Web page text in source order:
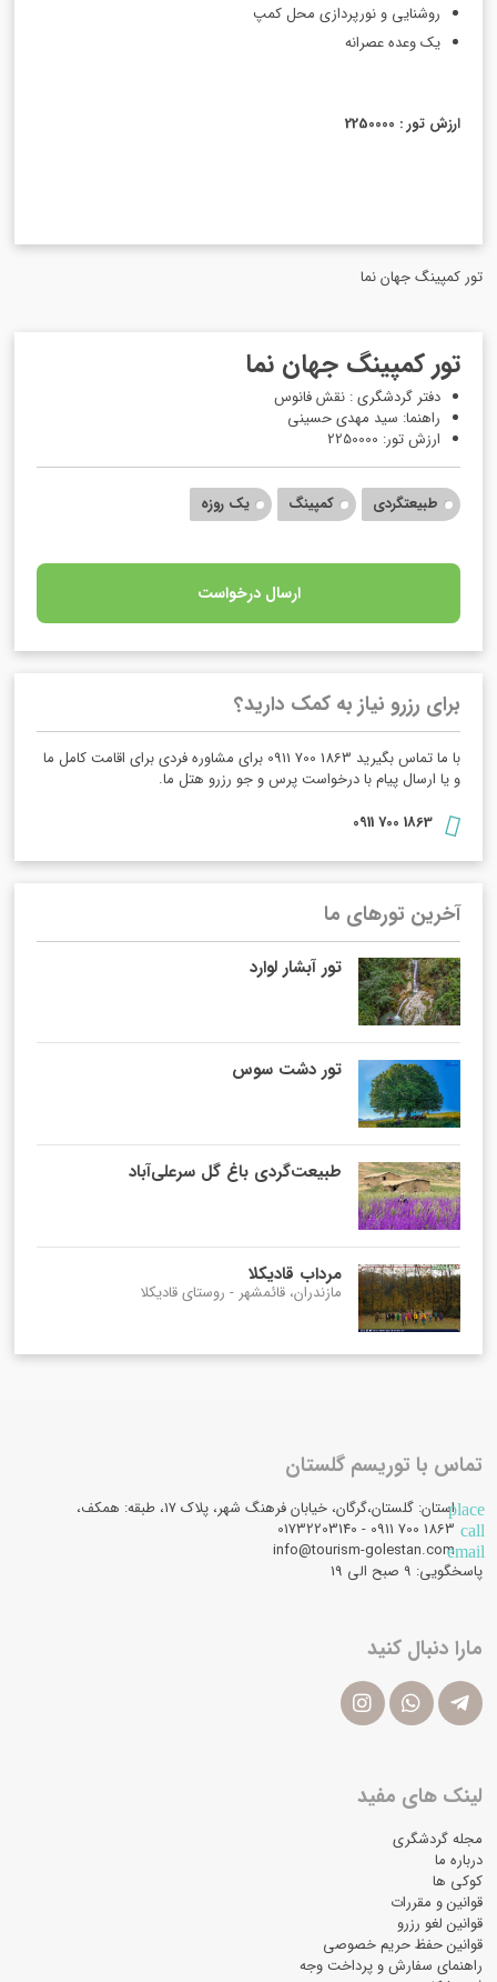
روشنایی و نورپردازی محل کمپ
یک وعده عصرانه
ارزش تور : 2250000
تور کمپینگ جهان نما
تور کمپینگ جهان نما
دفتر گردشگری : نقش فانوس
راهنما: سید مهدی حسینی
ارزش تور: 2250000
طبیعتگردی کمپینگ یک روزه
ارسال درخواست
برای رزرو نیاز به کمک دارید؟
با ما تماس بگیرید 1863 700 0911 برای مشاوره فردی برای اقامت کامل ما
و یا ارسال پیام با درخواست پرس و جو رزرو هتل ما.
1863 700 0911
آخرین تورهای ما
تور آبشار لوارد
تور دشت سوس
طبیعت‌گردی باغ گل سرعلی‌آباد
مرداب قادیکلا
مازندران، قائمشهر - روستای قادیکلا
تماس با توریسم گلستان
placeاستان: گلستان،گرگان، خیابان فرهنگ شهر، پلاک 17، طبقه: همکف،
call
email
info@tourism-golestan.com
پاسخگویی: ۹ صبح الی 19
مارا دنبال کنید
لینک های مفید
مجله گردشگری
درباره ما
کوکی ها
قوانین و مقررات
قوانین لغو رزرو
قوانین حفظ حریم خصوصی
راهنمای سفارش و پرداخت وجه